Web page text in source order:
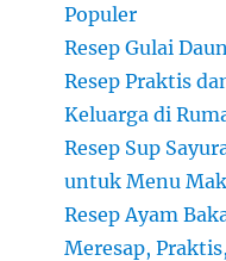
Populer
Resep Gulai
Resep Praktis
Keluarga di
Resep Sup
untuk Menu
Resep Ayam
Meresap,